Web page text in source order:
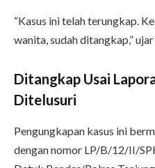
“Kasus ini telah terungkap.
wanita, sudah ditangkap,”
Ditangkap Usai
Ditelusuri
Pengungkapan kasus ini
dengan nomor LP/B/12/II/